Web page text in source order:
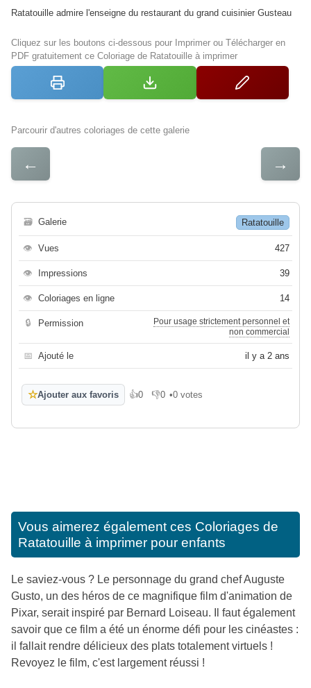
Ratatouille admire l'enseigne du restaurant du grand cuisinier Gusteau
Cliquez sur les boutons ci-dessous pour Imprimer ou Télécharger en
PDF gratuitement ce Coloriage de Ratatouille à imprimer
Parcourir d'autres coloriages de cette galerie
← →
🗃 Galerie Ratatouille
👁 Vues 427
👁 Impressions 39
👁 Coloriages en ligne 14
🔒 Permission
Pour usage strictement personnel et
non commercial
📅 Ajouté le il y a 2 ans
☆Ajouter aux favoris 👍0
J'aime 👎0
Je n'aime pas
•0 votes
Vous aimerez également ces Coloriages de
Ratatouille à imprimer pour enfants
Le saviez-vous ? Le personnage du grand chef Auguste
Gusto, un des héros de ce magnifique film d'animation de
Pixar, serait inspiré par Bernard Loiseau. Il faut également
savoir que ce film a été un énorme défi pour les cinéastes :
il fallait rendre délicieux des plats totalement virtuels !
Revoyez le film, c'est largement réussi !